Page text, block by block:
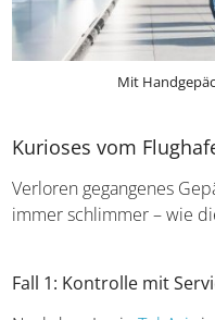
Mit
Kurioses vom
Verloren gegangenes
immer schlimmer – wie
Fall 1: Kontrolle mit